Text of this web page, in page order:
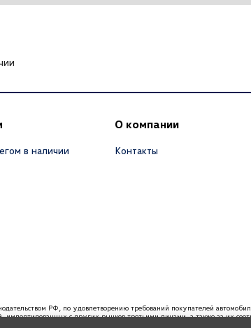
в наличии
О компании
Контакты
РФ, по удовлетворению требований покупателей
с других рынков третьими лицами, а также за их